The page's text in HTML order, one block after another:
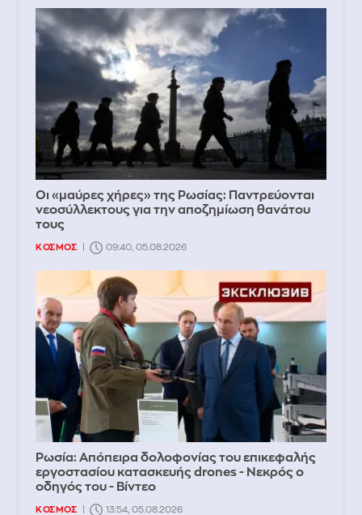
Οι «μαύρες χήρες» της Ρωσίας: Παντρεύονται
νεοσύλλεκτους για την αποζημίωση θανάτου
τους
ΚΟΣΜΟΣ 09:40, 05.08.2026
Ρωσία: Απόπειρα δολοφονίας του επικεφαλής
εργοστασίου κατασκευής drones - Νεκρός ο
οδηγός του - Βίντεο
ΚΟΣΜΟΣ 13:54, 05.08.2026